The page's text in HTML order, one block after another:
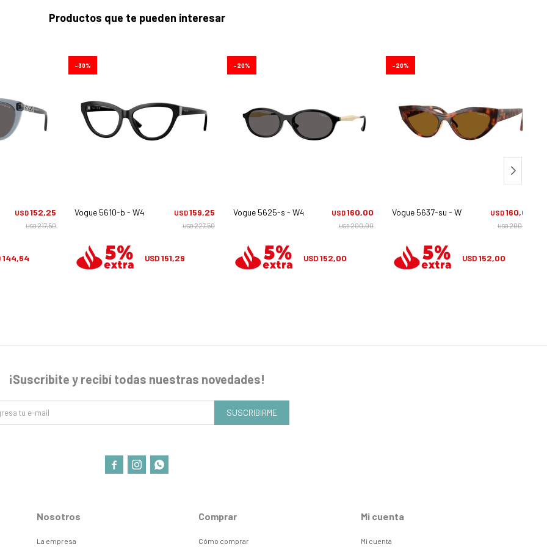
Productos que te pueden interesar
USD152,25
USD217,50
144,64
Vogue 5610-b - W44 USD159,25
USD227,50
30
USD151,29
Vogue 5625-s - W44/87 USD160,00
USD200,00
20
USD152,00
Vogue 5637-su - W65683 USD160,00
USD200,00
20
USD152,00
Nosotros
La empresa
Comprar
Cómo comprar
Mi cuenta
Mi cuenta
¡Suscribite y recibí todas nuestras novedades!
SUSCRIBIRME
  